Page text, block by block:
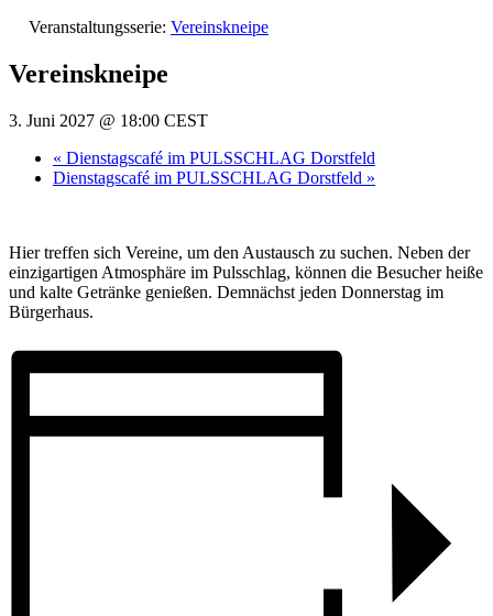
Veranstaltungsserie: Vereinskneipe
Vereinskneipe
3. Juni 2027 @ 18:00 CEST
« Dienstagscafé im PULSSCHLAG Dorstfeld
Dienstagscafé im PULSSCHLAG Dorstfeld »
Hier treffen sich Vereine, um den Austausch zu suchen. Neben der
einzigartigen Atmosphäre im Pulsschlag, können die Besucher heiße
und kalte Getränke genießen. Demnächst jeden Donnerstag im
Bürgerhaus.